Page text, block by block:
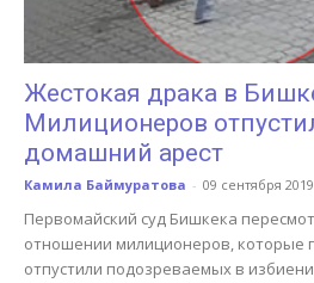
Жестокая драка в
Милиционеров
домашний арест
Камила Баймуратова - 09 сентября 2019
Первомайский суд Бишкека
отношении милиционеров, которые
отпустили подозреваемых в